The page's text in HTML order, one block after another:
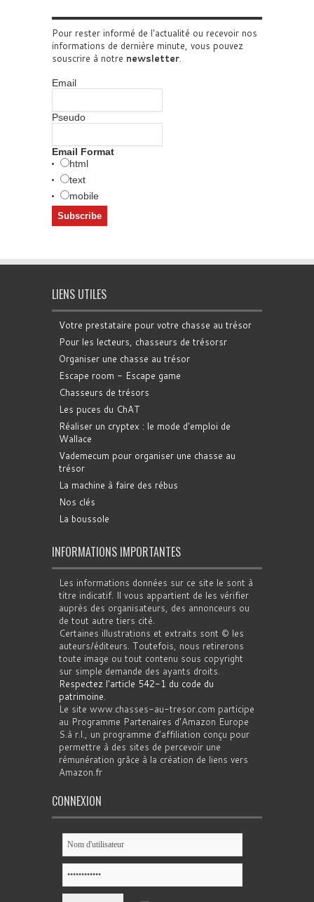
Pour rester informé de l'actualité ou recevoir nos
informations de dernière minute, vous pouvez
souscrire à notre newsletter.
Email
Pseudo
Email Format
html
text
mobile
LIENS UTILES
Votre prestataire pour votre chasse au trésor
Pour les lecteurs, chasseurs de trésorsr
Organiser une chasse au trésor
Escape room - Escape game
Chasseurs de trésors
Les puces du ChAT
Réaliser un cryptex : le mode d'emploi de
Wallace
Vademecum pour organiser une chasse au
trésor
La machine à faire des rébus
Nos clés
La boussole
INFORMATIONS IMPORTANTES
Les informations données sur ce site le sont à
titre indicatif. Il vous appartient de les vérifier
auprès des organisateurs, des annonceurs ou
de tout autre tiers cité.
Certaines illustrations et extraits sont © les
auteurs/éditeurs. Toutefois, nous retirerons
toute image ou tout contenu sous copyright
sur simple demande des ayants droits.
Respectez l'article 542-1 du code du
patrimoine.
Le site www.chasses-au-tresor.com participe
au Programme Partenaires d’Amazon Europe
S.à r.l., un programme d’affiliation conçu pour
permettre à des sites de percevoir une
rémunération grâce à la création de liens vers
Amazon.fr
CONNEXION